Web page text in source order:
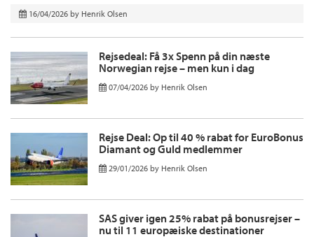
16/04/2026 by Henrik Olsen
Rejsedeal: Få 3x Spenn på din næste
Norwegian rejse – men kun i dag
07/04/2026 by Henrik Olsen
Rejse Deal: Op til 40 % rabat for EuroBonus
Diamant og Guld medlemmer
29/01/2026 by Henrik Olsen
SAS giver igen 25% rabat på bonusrejser –
nu til 11 europæiske destinationer